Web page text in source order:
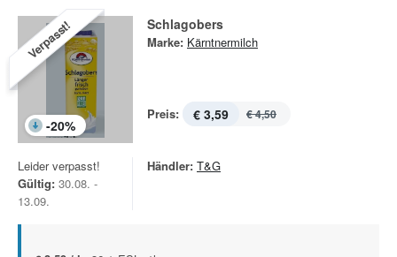
Verpasst!
-20%
Schlagobers
Marke: Kärntnermilch
Preis: € 3,59 € 4,50
Leider verpasst!
Gültig: 30.08. -
13.09.
Händler: T&G